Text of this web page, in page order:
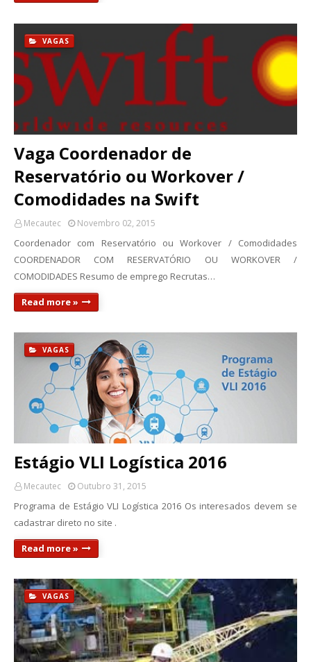
VAGAS
Vaga Coordenador de
Reservatório ou Workover /
Comodidades na Swift
Mecautec Novembro 02, 2015
Coordenador com Reservatório ou Workover / Comodidades
COORDENADOR COM RESERVATÓRIO OU WORKOVER /
COMODIDADES Resumo de emprego Recrutas…
Read more »
VAGAS
Estágio VLI Logística 2016
Mecautec Outubro 31, 2015
Programa de Estágio VLI Logística 2016 Os interesados devem se
cadastrar direto no site .
Read more »
VAGAS